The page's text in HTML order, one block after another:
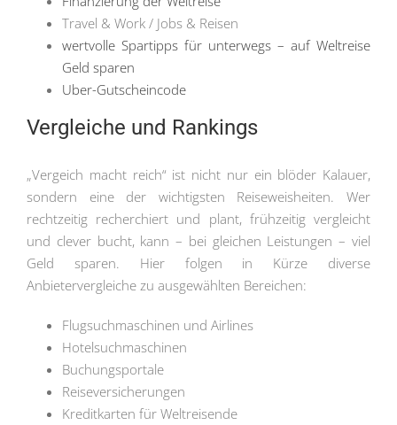
Travel & Work / Jobs & Reisen
wertvolle Spartipps für unterwegs – auf Weltreise
Geld sparen
Uber-Gutscheincode
Vergleiche und Rankings
„Vergeich macht reich“ ist nicht nur ein blöder Kalauer,
sondern eine der wichtigsten Reiseweisheiten. Wer
rechtzeitig recherchiert und plant, frühzeitig vergleicht
und clever bucht, kann – bei gleichen Leistungen – viel
Geld sparen. Hier folgen in Kürze diverse
Anbietervergleiche zu ausgewählten Bereichen:
Flugsuchmaschinen und Airlines
Hotelsuchmaschinen
Buchungsportale
Reiseversicherungen
Kreditkarten für Weltreisende